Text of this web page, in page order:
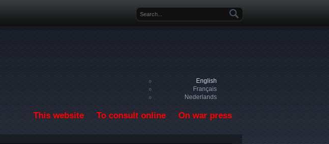
Search form
English
Français
Nederlands
This website To consult online On war press